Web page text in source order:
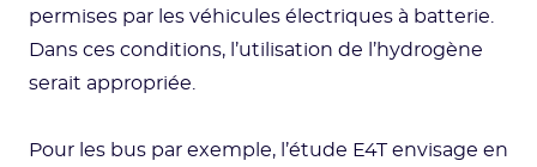
permises par les véhicules électriques à batterie.
Dans ces conditions, l’utilisation de l’hydrogène
serait appropriée.
Pour les bus par exemple, l’étude E4T envisage en